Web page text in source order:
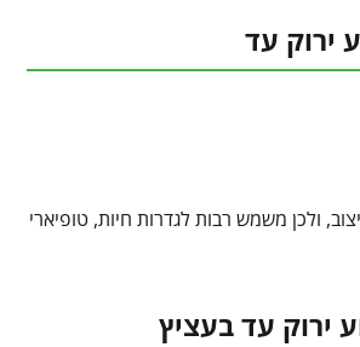
ירוק עד
ולכן משמש רבות לגדרות חיות, טופיארי
ירוק עד בעציץ